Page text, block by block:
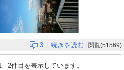
3 | 続きを読む | 閲覧(51569)
- 2件目を表示しています。